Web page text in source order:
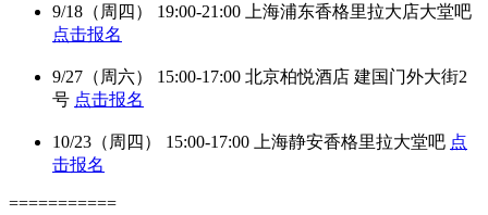
9/18（周四） 19:00-21:00 上海浦东香格里拉大店大堂吧
点击报名
9/27（周六） 15:00-17:00 北京柏悦酒店 建国门外大街2
号 点击报名
10/23（周四） 15:00-17:00 上海静安香格里拉大堂吧 点
击报名
===========